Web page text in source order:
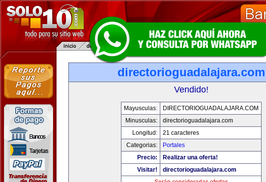
directorioguadalajara.com
Vendido!
Mayusculas:
DIRECTORIOGUADALAJARA.COM
Minusculas:
directorioguadalajara.com
Longitud:
21 caracteres
Categorias:
Portales
Precio:
Realizar una oferta!
Visitar!
directorioguadalajara.com